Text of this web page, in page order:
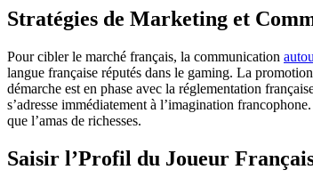
Stratégies de Marketing et
Pour cibler le marché français, la communication
langue française réputés dans le gaming. La
démarche est en phase avec la réglementation
s’adresse immédiatement à l’imagination
que l’amas de richesses.
Saisir l’Profil du Joueur